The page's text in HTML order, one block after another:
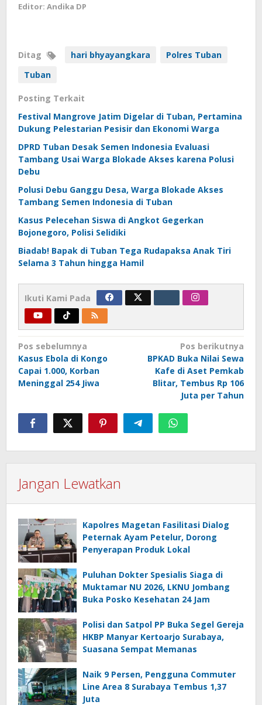
Editor: Andika DP
Ditag hari bhyayangkara
Polres Tuban
Tuban
Posting Terkait
Festival Mangrove Jatim Digelar di Tuban, Pertamina
Dukung Pelestarian Pesisir dan Ekonomi Warga
DPRD Tuban Desak Semen Indonesia Evaluasi
Tambang Usai Warga Blokade Akses karena Polusi
Debu
Polusi Debu Ganggu Desa, Warga Blokade Akses
Tambang Semen Indonesia di Tuban
Kasus Pelecehan Siswa di Angkot Gegerkan
Bojonegoro, Polisi Selidiki
Biadab! Bapak di Tuban Tega Rudapaksa Anak Tiri
Selama 3 Tahun hingga Hamil
Ikuti Kami Pada
Navigasi
pos
Pos sebelumnya
Kasus Ebola di Kongo
Capai 1.000, Korban
Meninggal 254 Jiwa
Pos berikutnya
BPKAD Buka Nilai Sewa
Kafe di Aset Pemkab
Blitar, Tembus Rp 106
Juta per Tahun
Jangan Lewatkan
Kapolres Magetan Fasilitasi Dialog
Peternak Ayam Petelur, Dorong
Penyerapan Produk Lokal
Puluhan Dokter Spesialis Siaga di
Muktamar NU 2026, LKNU Jombang
Buka Posko Kesehatan 24 Jam
Polisi dan Satpol PP Buka Segel Gereja
HKBP Manyar Kertoarjo Surabaya,
Suasana Sempat Memanas
Naik 9 Persen, Pengguna Commuter
Line Area 8 Surabaya Tembus 1,37
Juta